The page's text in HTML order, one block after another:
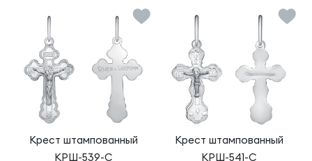
Крест штампованный
КРШ-539-С
Крест штампованный
КРШ-541-С